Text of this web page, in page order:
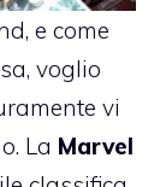
e come
voglio
vi
La Marvel